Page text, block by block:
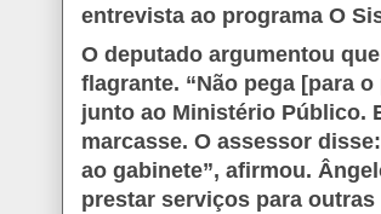
entrevista ao programa O
O deputado argumentou
flagrante. “Não pega [para
junto ao Ministério Público.
marcasse. O assessor
ao gabinete”, afirmou.
prestar serviços para